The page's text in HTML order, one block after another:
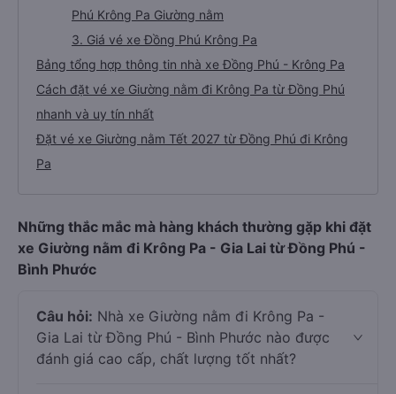
Phú Krông Pa Giường nằm
3. Giá vé xe Đồng Phú Krông Pa
Bảng tổng hợp thông tin nhà xe Đồng Phú - Krông Pa
Cách đặt vé xe Giường nằm đi Krông Pa từ Đồng Phú
nhanh và uy tín nhất
Đặt vé xe Giường nằm Tết 2027 từ Đồng Phú đi Krông
Pa
Những thắc mắc mà hàng khách thường gặp khi đặt
xe Giường nằm đi Krông Pa - Gia Lai từ Đồng Phú -
Bình Phước
Câu hỏi: Nhà xe Giường nằm đi Krông Pa -
Gia Lai từ Đồng Phú - Bình Phước nào được
đánh giá cao cấp, chất lượng tốt nhất?